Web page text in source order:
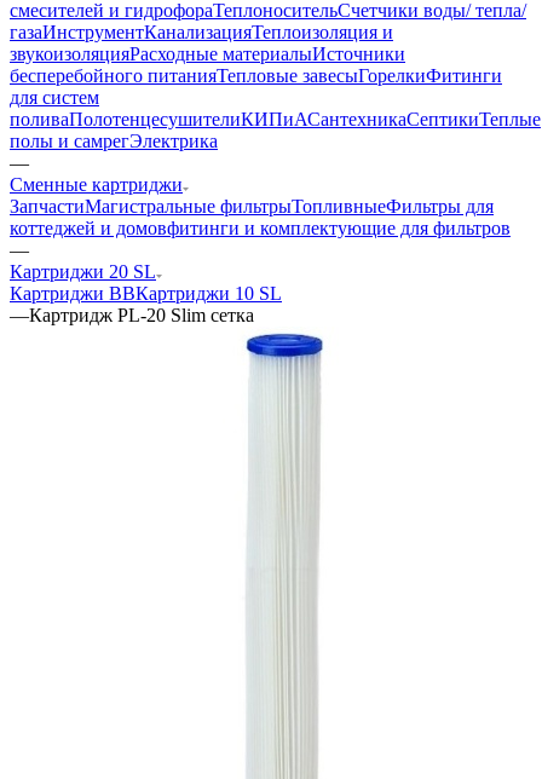
смесителей и гидрофораТеплоносительСчетчики воды/ тепла/
газаИнструментКанализацияТеплоизоляция и
звукоизоляцияРасходные материалыИсточники
бесперебойного питанияТепловые завесыГорелкиФитинги
для систем
поливаПолотенцесушителиКИПиАСантехникаСептикиТеплые
полы и самрегЭлектрика
—
Сменные картриджи
ЗапчастиМагистральные фильтрыТопливныеФильтры для
коттеджей и домовфитинги и комплектующие для фильтров
—
Картриджи 20 SL
Картриджи BBКартриджи 10 SL
—Картридж PL-20 Slim сетка